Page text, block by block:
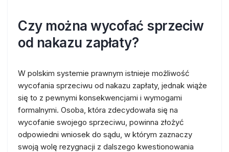
Czy można wycofać sprzeciw
od nakazu zapłaty?
W polskim systemie prawnym istnieje możliwość
wycofania sprzeciwu od nakazu zapłaty, jednak wiąże
się to z pewnymi konsekwencjami i wymogami
formalnymi. Osoba, która zdecydowała się na
wycofanie swojego sprzeciwu, powinna złożyć
odpowiedni wniosek do sądu, w którym zaznaczy
swoją wolę rezygnacji z dalszego kwestionowania